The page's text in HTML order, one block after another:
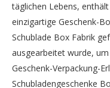
täglichen Lebens,
einzigartige Geschenk-
Schublade Box Fabrik
ausgearbeitet wurde,
Geschenk-Verpackung-
Schubladengeschenke